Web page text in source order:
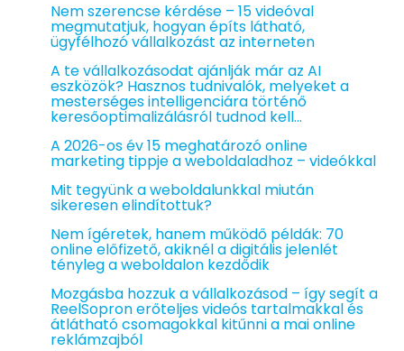
Nem szerencse kérdése – 15 videóval
megmutatjuk, hogyan építs látható,
ügyfélhozó vállalkozást az interneten
A te vállalkozásodat ajánlják már az AI
eszközök? Hasznos tudnivalók, melyeket a
mesterséges intelligenciára történő
keresőoptimalizálásról tudnod kell…
A 2026-os év 15 meghatározó online
marketing tippje a weboldaladhoz – videókkal
Mit tegyünk a weboldalunkkal miután
sikeresen elindítottuk?
Nem ígéretek, hanem működő példák: 70
online előfizető, akiknél a digitális jelenlét
tényleg a weboldalon kezdődik
Mozgásba hozzuk a vállalkozásod – így segít a
ReelSopron erőteljes videós tartalmakkal és
átlátható csomagokkal kitűnni a mai online
reklámzajból